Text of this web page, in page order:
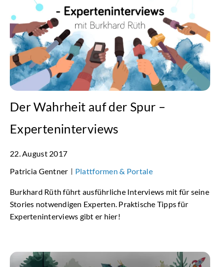
Der Wahrheit auf der Spur –
Experteninterviews
22. August 2017
Patricia Gentner | Plattformen & Portale
Burkhard Rüth führt ausführliche Interviews mit für seine
Stories notwendigen Experten. Praktische Tipps für
Experteninterviews gibt er hier!